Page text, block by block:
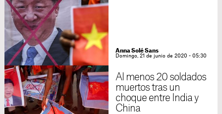
Anna Solé Sans
Domingo, 21 de junio de 2020 - 05:30
Al menos 20 soldados
muertos tras un
choque entre India y
China